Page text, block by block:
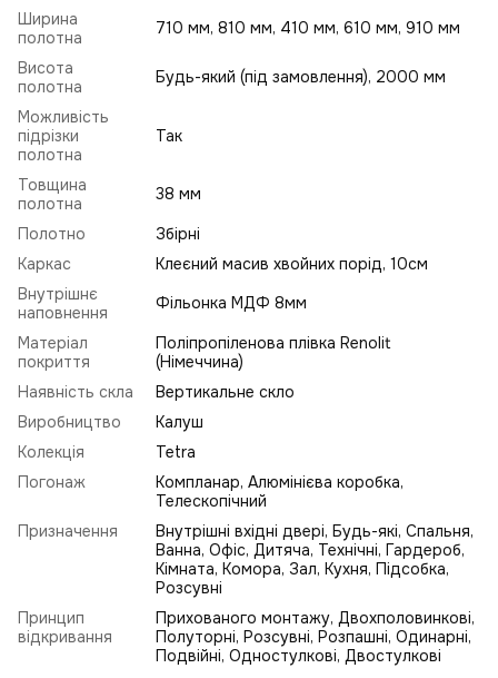
Ширина
полотна
710 мм, 810 мм, 410 мм, 610 мм, 910 мм
Висота
полотна
Будь-який (під замовлення), 2000 мм
Можливість
підрізки
полотна
Так
Товщина
полотна
38 мм
Полотно
Збірні
Каркас
Клеєний масив хвойних порід, 10см
Внутрішнє
наповнення
Фільонка МДФ 8мм
Матеріал
покриття
Поліпропіленова плівка Renolit
(Німеччина)
Наявність скла
Вертикальне скло
Виробництво
Калуш
Колекція
Tetra
Погонаж
Компланар, Алюмінієва коробка,
Телескопічний
Призначення
Внутрішні вхідні двері, Будь-які, Спальня,
Ванна, Офіс, Дитяча, Технічні, Гардероб,
Кімната, Комора, Зал, Кухня, Підсобка,
Розсувні
Принцип
відкривання
Прихованого монтажу, Двохполовинкові,
Полуторні, Розсувні, Розпашні, Одинарні,
Подвійні, Одностулкові, Двостулкові